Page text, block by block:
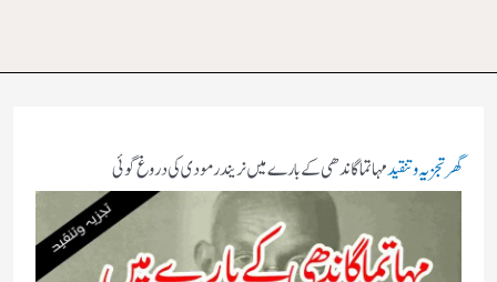
گھرتجزیہ و تنقیدمہاتما گاندھی کے بارے میں نریندر مودی کی دروغ گوئی